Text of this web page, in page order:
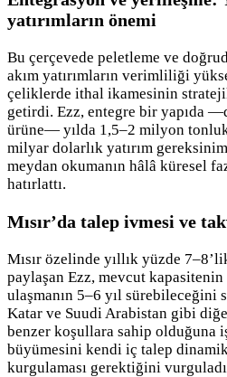
yatırımların önemi
Bu çerçevede peletleme ve
akım yatırımların verimliliği
çeliklerde ithal ikamesinin
getirdi. Ezz, entegre bir yapıda
ürüne— yılda 1,5–2 milyon
milyar dolarlık yatırım
meydan okumanın hâlâ küresel
hatırlattı.
Mısır’da talep ivmesi ve
Mısır özelinde yıllık yüzde
paylaşan Ezz, mevcut kapasitenin
ulaşmanın 5–6 yıl sürebileceğini
Katar ve Suudi Arabistan gibi
benzer koşullara sahip olduğuna
büyümesini kendi iç talep
kurgulaması gerektiğini